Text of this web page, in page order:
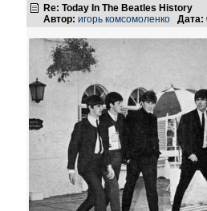
Re: Today In The Beatles History
Автор: игорь комсомоленко Дата: